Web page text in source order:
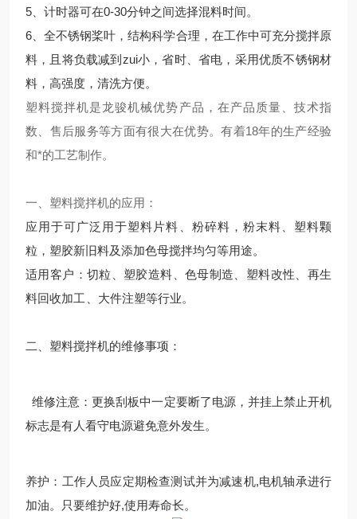
5、计时器可在0-30分钟之间选择混料时间。
6、全不锈钢桨叶，结构科学合理，在工作中可充分搅拌原
料，且将负载减到zui小，省时、省电，采用优质不锈钢材
料，高强度，清洗方便。
塑料搅拌机是龙骏机械优势产品，在产品质量、技术指
数、售后服务等方面有很大在优势。有着18年的生产经验
和*的工艺制作。
一、塑料搅拌机的应用：
应用于可广泛用于塑料片料、粉碎料，粉末料、塑料颗
粒，塑胶新旧料及添加色母搅拌均匀等用途。
适用客户：切粒、塑胶造料、色母制造、塑料改性、再生
料回收加工、大件注塑等行业。
二、塑料搅拌机的维修事项：
维修注意：更换刮板中一定要断了电源，并挂上禁止开机
标志是有人看守电源避免意外发生。
养护：工作人员应定期检查测试并为减速机,电机轴承进行
加油。只要维护好,使用寿命长。